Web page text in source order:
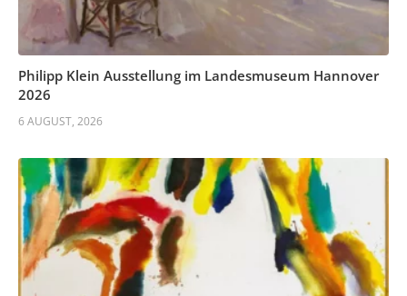
Philipp Klein Ausstellung im Landesmuseum Hannover
2026
6 AUGUST, 2026